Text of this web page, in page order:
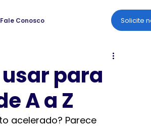
Fale Conosco Solicite
para
A a Z
acelerado? Parece